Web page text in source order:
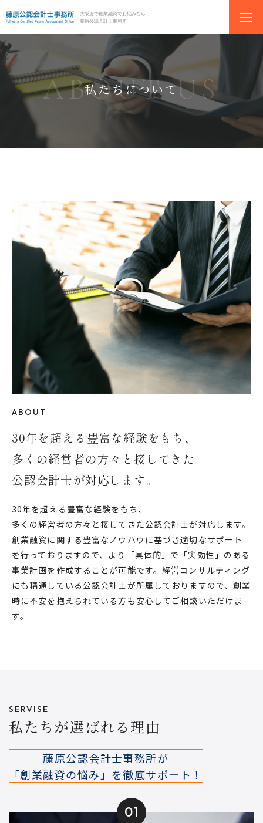
大阪府で創業融資でお悩みなら
藤原公認会計士事務所
私たちについて
ABOUT
30年を超える豊富な経験をもち、
多くの経営者の方々と接してきた
公認会計士が対応します。
30年を超える豊富な経験をもち、
多くの経営者の方々と接してきた公認会計士が対応します。
創業融資に関する豊富なノウハウに基づき適切なサポート
を行っておりますので、より「具体的」で「実効性」のある
事業計画を作成することが可能です。経営コンサルティング
にも精通している公認会計士が所属しておりますので、創業
時に不安を抱えられている方も安心してご相談いただけま
す。
SERVISE
私たちが選ばれる理由
藤原公認会計士事務所が
「創業融資の悩み」を徹底サポート！
01